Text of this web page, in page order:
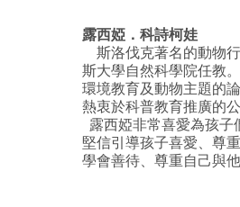
露西婭．科詩柯娃
斯洛伐克著名的動物
斯大學自然科學院任教
環境教育及動物主題的
熱衷於科普教育推廣的公
露西婭非常喜愛為孩
堅信引導孩子喜愛、尊
學會善待、尊重自己與他